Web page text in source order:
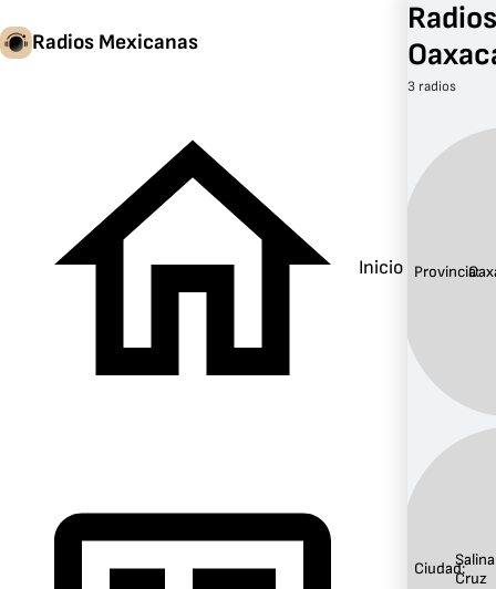
Radios Mexicanas
Inicio
3 radios
Provincia:
Ciudad:Salina
Cruz